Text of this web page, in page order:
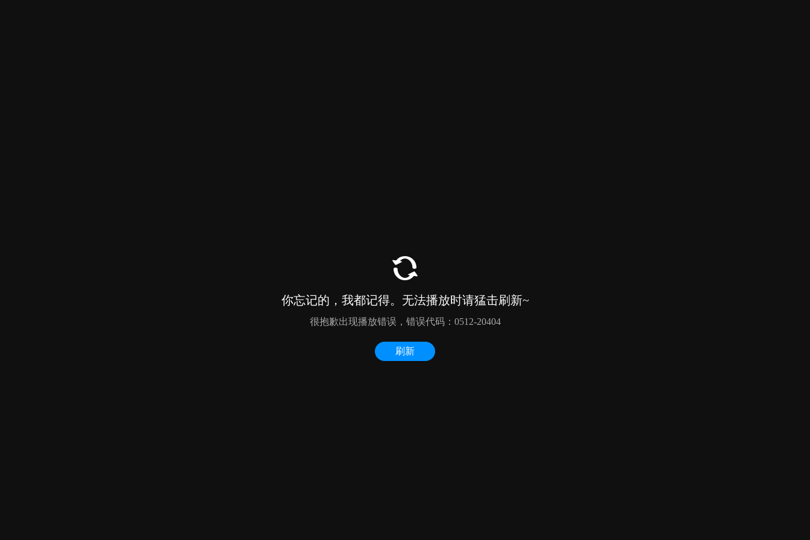
你忘记的，我都记得。无法播放时请猛击刷新~
很抱歉出现播放错误，错误代码：0512-20404
刷新